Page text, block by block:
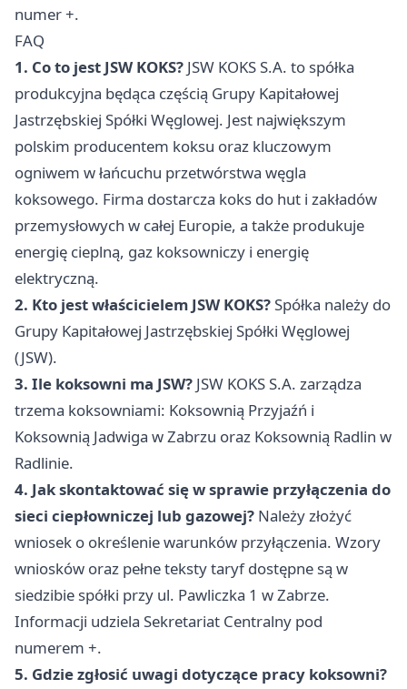
numer +.
FAQ
1. Co to jest JSW KOKS? JSW KOKS S.A. to spółka
produkcyjna będąca częścią Grupy Kapitałowej
Jastrzębskiej Spółki Węglowej. Jest największym
polskim producentem koksu oraz kluczowym
ogniwem w łańcuchu przetwórstwa węgla
koksowego. Firma dostarcza koks do hut i zakładów
przemysłowych w całej Europie, a także produkuje
energię cieplną, gaz koksowniczy i energię
elektryczną.
2. Kto jest właścicielem JSW KOKS?Spółka należy do
Grupy Kapitałowej Jastrzębskiej Spółki Węglowej
(JSW).
3. Ile koksowni ma JSW? JSW KOKS S.A. zarządza
trzema koksowniami: Koksownią Przyjaźń i
Koksownią Jadwiga w Zabrzu oraz Koksownią Radlin w
Radlinie.
4. Jak skontaktować się w sprawie przyłączenia do
sieci ciepłowniczej lub gazowej? Należy złożyć
wniosek o określenie warunków przyłączenia. Wzory
wniosków oraz pełne teksty taryf dostępne są w
siedzibie spółki przy ul. Pawliczka 1 w Zabrze.
Informacji udziela Sekretariat Centralny pod
numerem +.
5. Gdzie zgłosić uwagi dotyczące pracy koksowni?